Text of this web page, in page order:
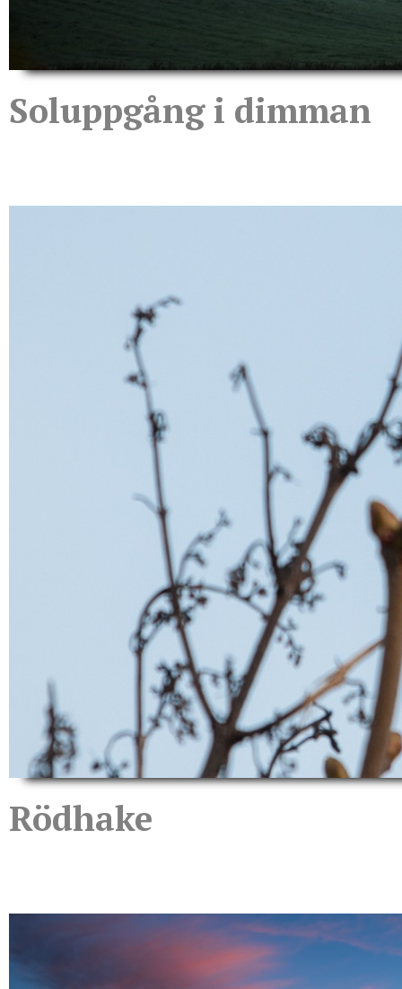
Soluppgång i dimman
Rödhake